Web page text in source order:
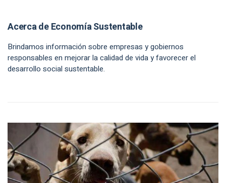
Acerca de Economía Sustentable
Brindamos información sobre empresas y gobiernos
responsables en mejorar la calidad de vida y favorecer el
desarrollo social sustentable.